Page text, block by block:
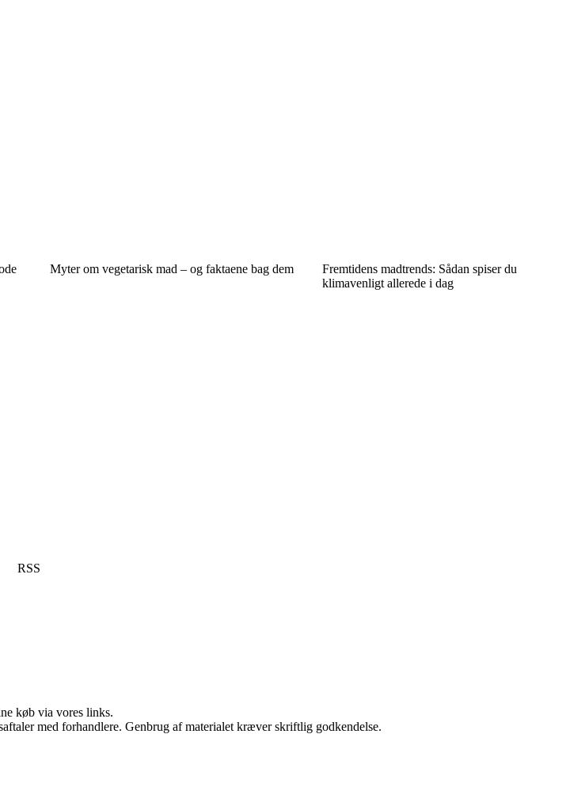
Myter om vegetarisk mad – og faktaene bag dem
Fremtidens madtrends: Sådan spiser du
klimavenligt allerede i dag
RSS
køb via vores links.
med forhandlere. Genbrug af materialet kræver skriftlig godkendelse.